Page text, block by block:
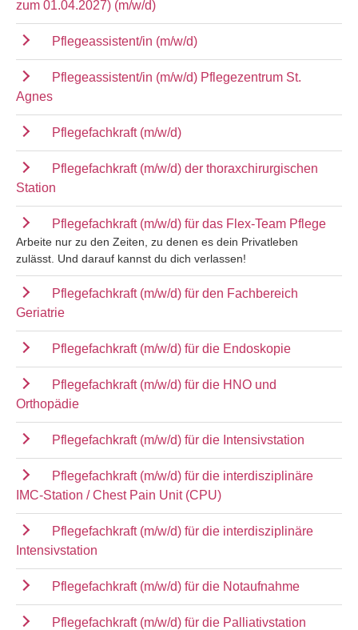
zum 01.04.2027) (m/w/d)
Pflegeassistent/in (m/w/d)
Pflegeassistent/in (m/w/d) Pflegezentrum St.
Agnes
Pflegefachkraft (m/w/d)
Pflegefachkraft (m/w/d) der thoraxchirurgischen
Station
Pflegefachkraft (m/w/d) für das Flex-Team Pflege
Arbeite nur zu den Zeiten, zu denen es dein Privatleben
zulässt. Und darauf kannst du dich verlassen!
Pflegefachkraft (m/w/d) für den Fachbereich
Geriatrie
Pflegefachkraft (m/w/d) für die Endoskopie
Pflegefachkraft (m/w/d) für die HNO und
Orthopädie
Pflegefachkraft (m/w/d) für die Intensivstation
Pflegefachkraft (m/w/d) für die interdisziplinäre
IMC-Station / Chest Pain Unit (CPU)
Pflegefachkraft (m/w/d) für die interdisziplinäre
Intensivstation
Pflegefachkraft (m/w/d) für die Notaufnahme
Pflegefachkraft (m/w/d) für die Palliativstation